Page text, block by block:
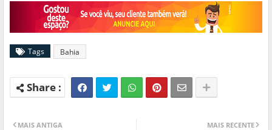
Tags Bahia
MAIS RECENTE
MAIS ANTIGA